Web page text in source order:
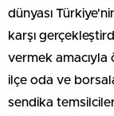
dünyası
karşı
vermek amacıyla
ilçe oda ve
sendika